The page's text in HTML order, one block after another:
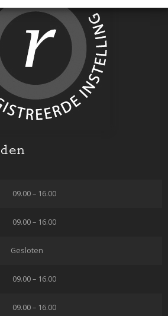
09.00 – 16.00
09.00 – 16.00
Gesloten
09.00 – 16.00
09.00 – 16.00